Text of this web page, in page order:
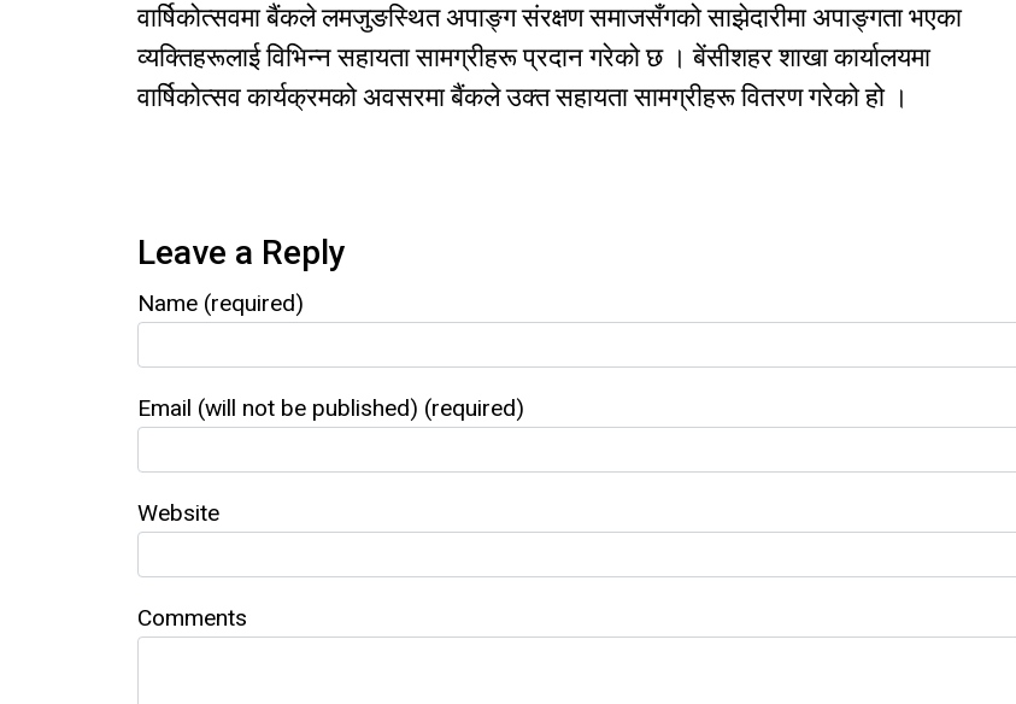
वार्षिकोत्सवमा बैंकले लमजुङस्थित अपाङ्ग संरक्षण समाजसँगको साझेदारीमा अपाङ्गता भएका
व्यक्तिहरूलाई विभिन्न सहायता सामग्रीहरू प्रदान गरेको छ । बेंसीशहर शाखा कार्यालयमा
वार्षिकोत्सव कार्यक्रमको अवसरमा बैंकले उक्त सहायता सामग्रीहरू वितरण गरेको हो ।
Leave a Reply
Name (required)
Email (will not be published) (required)
Website
Comments